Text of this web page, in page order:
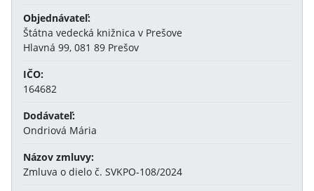
Objednávateľ:
Štátna vedecká knižnica v Prešove
Hlavná 99, 081 89 Prešov
IČO:
164682
Dodávateľ:
Ondriová Mária
Názov zmluvy:
Zmluva o dielo č. SVKPO-108/2024